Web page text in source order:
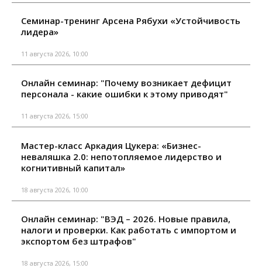
Семинар-тренинг Арсена Рябухи «Устойчивость
лидера»
11 августа 2026, 10:00
Онлайн семинар: "Почему возникает дефицит
персонала - какие ошибки к этому приводят"
11 августа 2026, 15:00
Мастер-класс Аркадия Цукера: «Бизнес-
неваляшка 2.0: непотопляемое лидерство и
когнитивный капитал»
18 августа 2026, 10:00
Онлайн семинар: "ВЭД – 2026. Новые правила,
налоги и проверки. Как работать с импортом и
экспортом без штрафов"
18 августа 2026, 15:00